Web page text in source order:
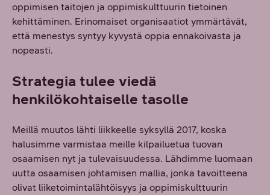
oppimisen taitojen ja oppimiskulttuurin tietoinen
kehittäminen. Erinomaiset organisaatiot ymmärtävät,
että menestys syntyy kyvystä oppia ennakoivasta ja
nopeasti.
Strategia tulee viedä
henkilökohtaiselle tasolle
Meillä muutos lähti liikkeelle syksyllä 2017, koska
halusimme varmistaa meille kilpailuetua tuovan
osaamisen nyt ja tulevaisuudessa. Lähdimme luomaan
uutta osaamisen johtamisen mallia, jonka tavoitteena
olivat liiketoimintalähtöisyys ja oppimiskulttuurin